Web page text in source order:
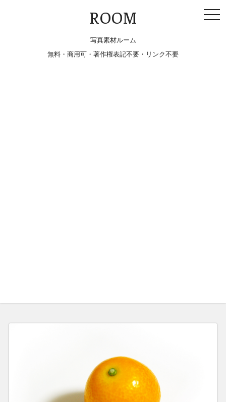
ROOM
写真素材ルーム
無料・商用可・著作権表記不要・リンク不要